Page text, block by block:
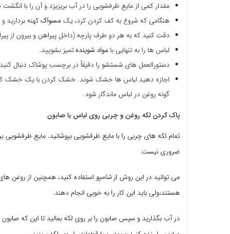
مقدار کمی از مایع ظرفشویی را در آب بریزیزد و آن را با
هنگامی که شروع به کف کردن کرد، یک مسواککهنه بردارید
دقت کنید که به هر دو طرف پارچه (داخل پیراهن و بیرون از
لباس ها را به تنهایی با مواد شویندهتمیز بشویید.
دستورالعمل های شستشو را دقیقاً در برچسب پوشاک دنبال
اجازه دهید لباس ها خشک شوند. خشک کردن با یک خشک
گونه روغن در لباس ماندگار شود.
پاک کردن لکه روغن و چربی روی لباس با صابون
تمام لکه های چربی را با مایع ظرفشویی بپوشانید. مایع ظرفشویی
ضروری نیست.
می توانید در این روش ازشامپو استفاده کنید، همچنین از
هستند،ولی باید این کار را به خوبی انجام دهند.
در آب بگذارید و سپس صابون را بر روی لکه بمالید تا این که